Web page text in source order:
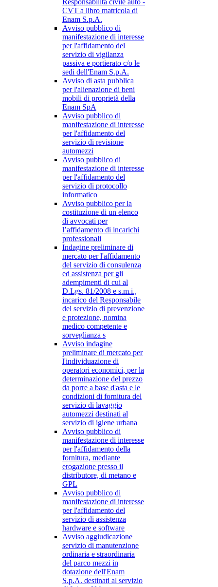
Responsabilità civile auto -
CVT a libro matricola di
Enam S.p.A.
Avviso pubblico di
manifestazione di interesse
per l'affidamento del
servizio di vigilanza
passiva e portierato c/o le
sedi dell'Enam S.p.A.
Avviso di asta pubblica
per l'alienazione di beni
mobili di proprietà della
Enam SpA
Avviso pubblico di
manifestazione di interesse
per l'affidamento del
servizio di revisione
automezzi
Avviso pubblico di
manifestazione di interesse
per l'affidamento del
servizio di protocollo
informatico
Avviso pubblico per la
costituzione di un elenco
di avvocati per
l’affidamento di incarichi
professionali
Indagine preliminare di
mercato per l'affidamento
del servizio di consulenza
ed assistenza per gli
adempimenti di cui al
D.Lgs. 81/2008 e s.m.i.,
incarico del Responsabile
del servizio di prevenzione
e protezione, nomina
medico competente e
sorveglianza s
Avviso indagine
preliminare di mercato per
l'individuazione di
operatori economici, per la
determinazione del prezzo
da porre a base d'asta e le
condizioni di fornitura del
servizio di lavaggio
automezzi destinati al
servizio di igiene urbana
Avviso pubblico di
manifestazione di interesse
per l'affidamento della
fornitura, mediante
erogazione presso il
distributore, di metano e
GPL
Avviso pubblico di
manifestazione di interesse
per l'affidamento del
servizio di assistenza
hardware e software
Avviso aggiudicazione
servizio di manutenzione
ordinaria e straordinaria
del parco mezzi in
dotazione dell'Enam
S.p.A. destinati al servizio